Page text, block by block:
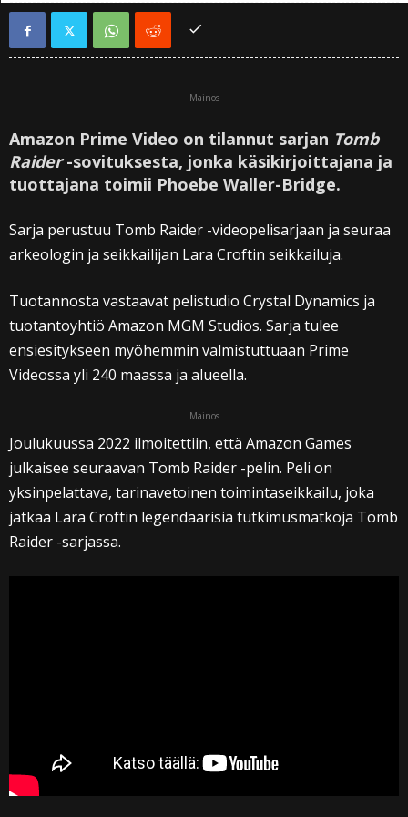
Mainos
Amazon Prime Video on tilannut sarjan Tomb
Raider-sovituksesta, jonka käsikirjoittajana ja
tuottajana toimii Phoebe Waller-Bridge.
Sarja perustuu Tomb Raider -videopelisarjaan ja seuraa
arkeologin ja seikkailijan Lara Croftin seikkailuja.
Tuotannosta vastaavat pelistudio Crystal Dynamics ja
tuotantoyhtiö Amazon MGM Studios. Sarja tulee
ensiesitykseen myöhemmin valmistuttuaan Prime
Videossa yli 240 maassa ja alueella.
Mainos
Joulukuussa 2022 ilmoitettiin, että Amazon Games
julkaisee seuraavan Tomb Raider -pelin. Peli on
yksinpelattava, tarinavetoinen toimintaseikkailu, joka
jatkaa Lara Croftin legendaarisia tutkimusmatkoja Tomb
Raider -sarjassa.